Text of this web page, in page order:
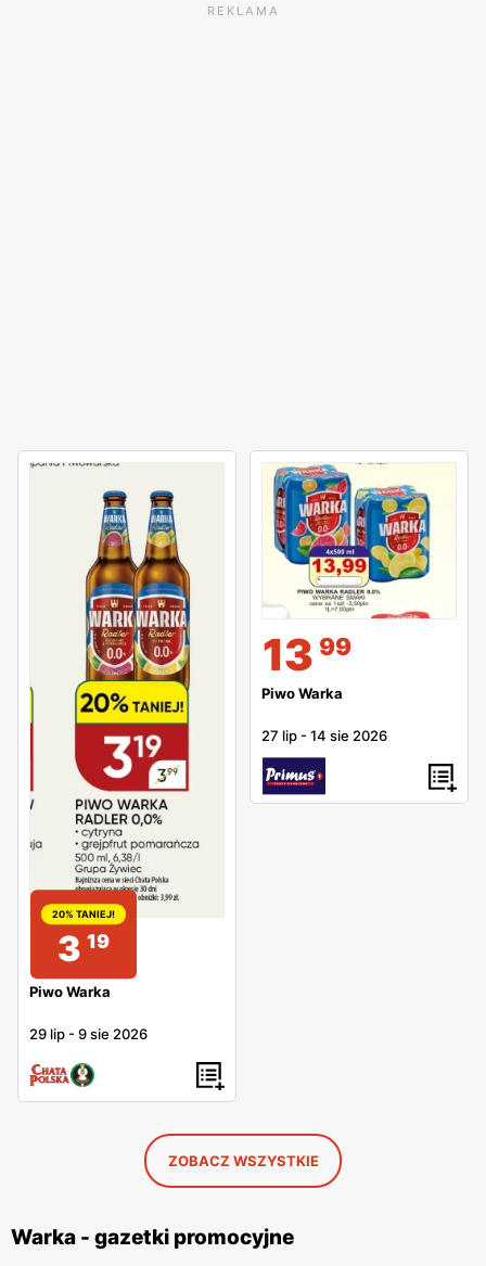
REKLAMA
20% TANIEJ!
3 19
Piwo Warka
29 lip -9 sie 2026
13 99
Piwo Warka
27 lip -14 sie 2026
ZOBACZ WSZYSTKIE
Warka - gazetki promocyjne